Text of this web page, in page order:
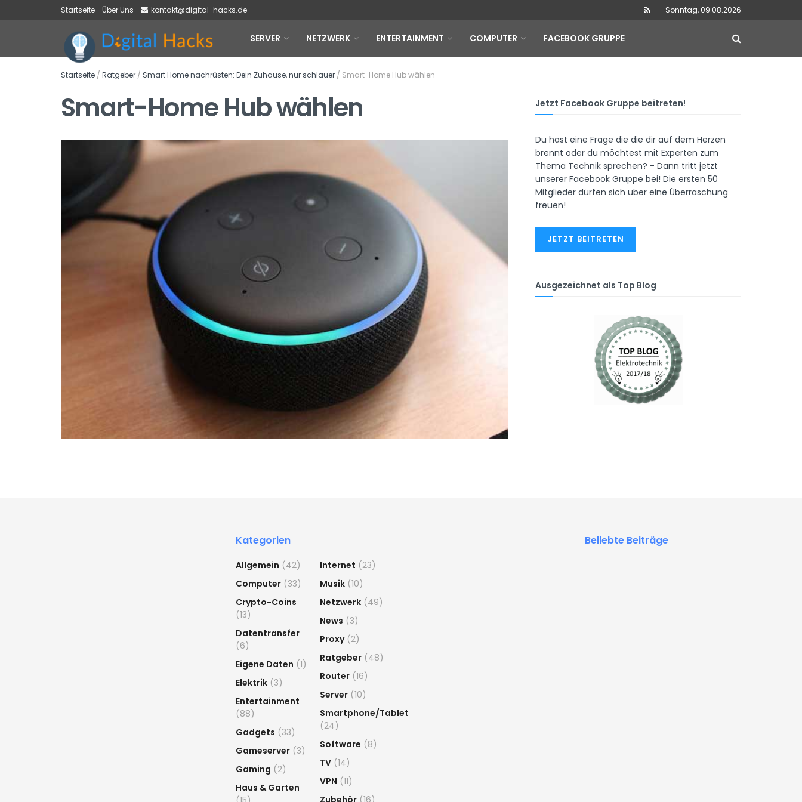
Startseite Über Uns kontakt@digital-hacks.de Sonntag, 09.08.2026
SERVER NETZWERK ENTERTAINMENT COMPUTER FACEBOOK GRUPPE
Startseite / Ratgeber / Smart Home nachrüsten: Dein Zuhause, nur schlauer / Smart-Home Hub wählen
Smart-Home Hub wählen Jetzt Facebook Gruppe beitreten!
Du hast eine Frage die die dir auf dem Herzen
brennt oder du möchtest mit Experten zum
Thema Technik sprechen? - Dann tritt jetzt
unserer Facebook Gruppe bei! Die ersten 50
Mitglieder dürfen sich über eine Überraschung
freuen!
JETZT BEITRETEN
Ausgezeichnet als Top Blog
Kategorien
Allgemein (42)
Computer(33)
Crypto-Coins
(13)
Datentransfer
(6)
Eigene Daten (1)
Elektrik(3)
Entertainment
(88)
Gadgets (33)
Gameserver(3)
Gaming (2)
Haus & Garten
Internet (23)
Musik(10)
Netzwerk(49)
News (3)
Proxy(2)
Ratgeber(48)
Router(16)
Server(10)
Smartphone/Tablet
(24)
Software (8)
TV(14)
VPN (11)
Beliebte Beiträge